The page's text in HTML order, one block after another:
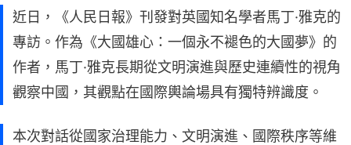
近日，《人民日報》刊發對英國知名學者馬丁·雅克的
專訪。作為《大國雄心：一個永不褪色的大國夢》的
作者，馬丁·雅克長期從文明演進與歷史連續性的視角
觀察中國，其觀點在國際輿論場具有獨特辨識度。
本次對話從國家治理能力、文明演進、國際秩序等維